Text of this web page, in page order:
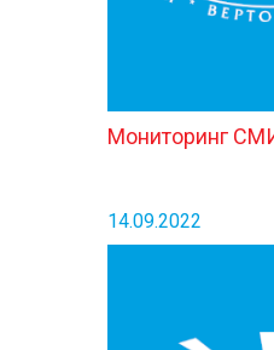
Мониторинг
14.09.2022